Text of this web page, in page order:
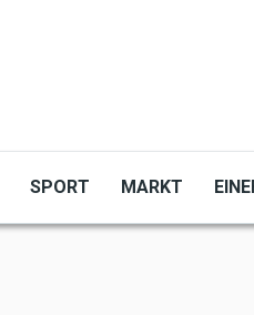
SPORT MARKT